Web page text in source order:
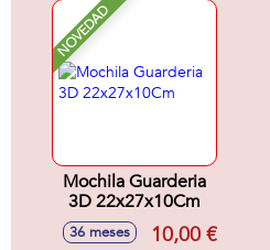
NOVEDAD
Mochila Guarderia
3D 22x27x10Cm
36 meses 10,00 €